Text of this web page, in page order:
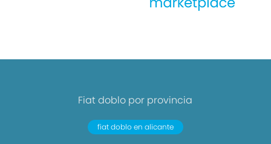
Fiat doblo por provincia
fiat doblo en alicante